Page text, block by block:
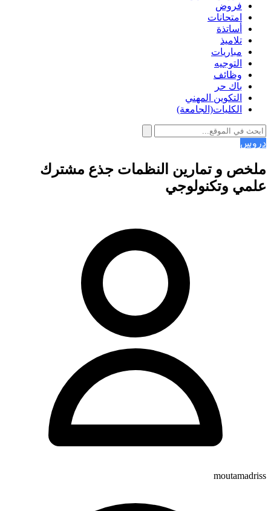
فروض
امتحانات
أساتذة
تلاميذ
مباريات
التوجيه
وظائف
باك حر
التكوين المهني
الكليات(الجامعة)
دروس
ملخص و تمارين النظمات جذع مشترك
علمي وتكنولوجي
moutamadriss